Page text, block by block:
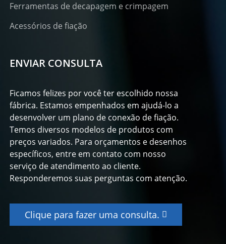
Ferramentas de decapagem e crimpagem
Acessórios de fiação
ENVIAR CONSULTA
Ficamos felizes por você ter escolhido nossa
fábrica. Estamos empenhados em ajudá-lo a
desenvolver um plano de conexão de fiação.
Temos diversos modelos de produtos com
preços variados. Para orçamentos e desenhos
específicos, entre em contato com nosso
serviço de atendimento ao cliente.
Responderemos suas perguntas com atenção.
Clique para fazer uma consulta.